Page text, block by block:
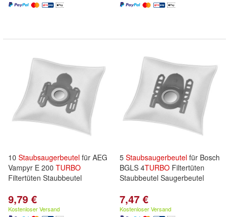
10 Staubsaugerbeutel für AEG
Vampyr E 200 TURBO
Filtertüten Staubbeutel
9,79 €
Kostenloser Versand
5 Staubsaugerbeutel für Bosch
BGLS 4TURBO Filtertüten
Staubbeutel Saugerbeutel
7,47 €
Kostenloser Versand